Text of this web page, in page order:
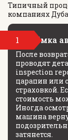
Типичный
компаниях
1 Приёмка
После
проводят
inspection
царапин или
страховкой.
стоимость
Иногда
машина
затянется.